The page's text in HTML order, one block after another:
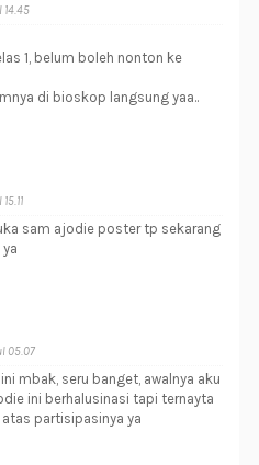
14.45
1, belum boleh nonton ke
di bioskop langsung yaa..
sam ajodie poster tp sekarang
05.07
mbak, seru banget, awalnya aku
ini berhalusinasi tapi ternayta
partisipasinya ya